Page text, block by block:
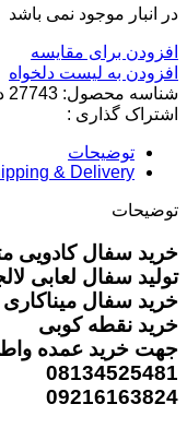
در انبار موجود نمی باشد
افزودن برای مقایسه
افزودن به لیست دلخواه
شناسه محصول: 27743
اشتراک گذاری :
توضیحات
& Delivery
توضیحات
خرید سفال کادویی
تولید سفال لعابی
خرید سفال میناکاری
خرید نقطه کوبی
جهت خرید عمده
08134525481
09216163824